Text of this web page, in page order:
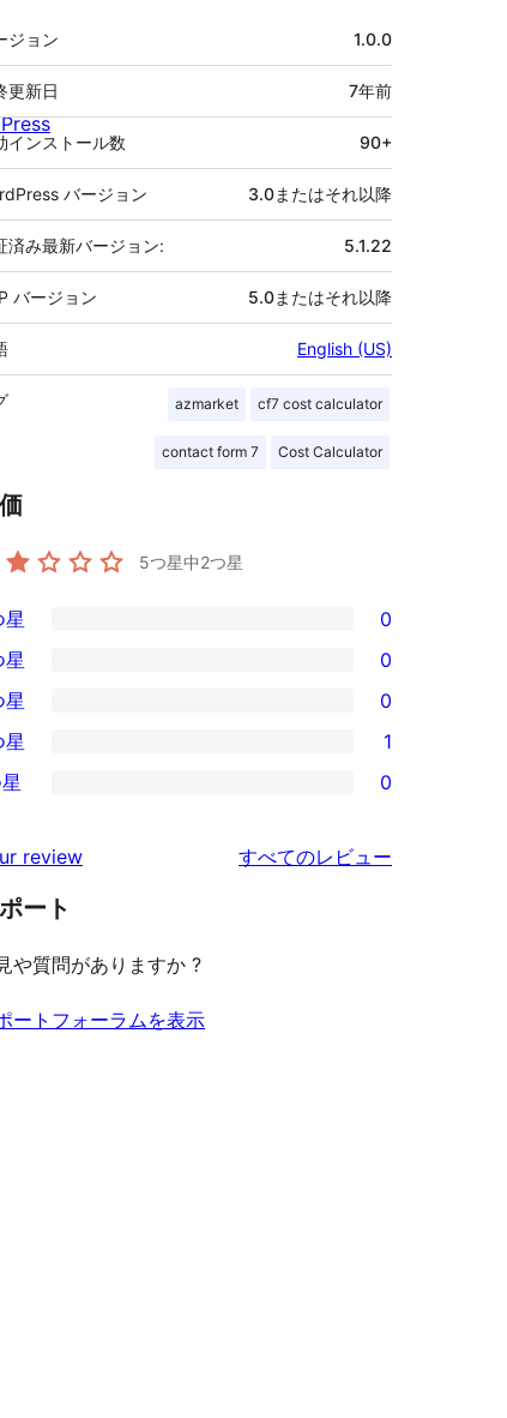
ジョン 1.0.0
更新日 7年前
インストール数 90+
バージョン 3.0またはそれ以降
済み最新バージョン: 5.1.22
バージョン 5.0またはそれ以降
English (US)
azmarket cf7 cost calculator
contact form 7 Cost Calculator
5つ星中2つ星
星 0
星 0
星 0
星 1
0
review すべてのレビュー
ート
や質問がありますか ?
ートフォーラムを表示